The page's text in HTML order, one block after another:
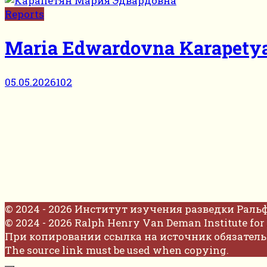
Reports
Maria Edwardovna
05.05.2026102
© 2024 - 2026 Институт изучения разведки
© 2024 - 2026 Ralph Henry Van Deman Institute
При копировании ссылка на источник
The source link must be used when copying.